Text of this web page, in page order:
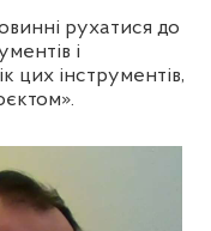
рухатися до
і
цих інструментів,